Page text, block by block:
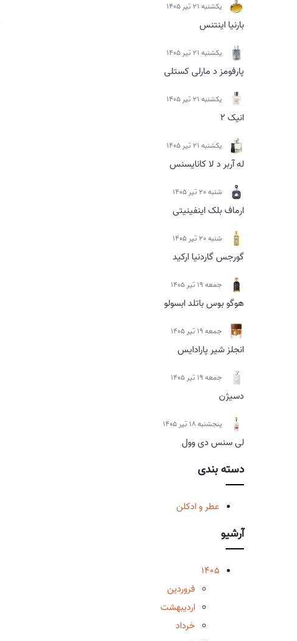
يكشنبه 21 تیر 1405
بارنیا اینتنس
يكشنبه 21 تیر 1405
پارفومز د مارلی کستلی
يكشنبه 21 تیر 1405
انیک 2
يكشنبه 21 تیر 1405
له آربر د لا کانایسنس
شنبه 20 تیر 1405
ارماف بلک اینفینیتی
شنبه 20 تیر 1405
گورجس گاردنیا ارکید
جمعه 19 تیر 1405
هوگو بوس باتلد ابسولو
جمعه 19 تیر 1405
انجلز شیر پارادایس
جمعه 19 تیر 1405
دسیژن
پنجشنبه 18 تیر 1405
لی سنس دی وول
دسته بندی
عطر و ادکلن
آرشیو
1405
فروردین
اردیبهشت
خرداد